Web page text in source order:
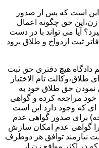
است که پس از صدور
حق چگونه اعمال
آیا می تواند با در دست
ثبت ازدواج و طلاق برود
دادگاه هیچ دفتری حق ثبت
طلاق،وکالت تام الاختیار
نمودن حق طلاق خود به
خود مراجعه کرده و گواهی
که وجود دارد این است
برای صدور گواهی عدم
گواهی عدم امکان سازش
نیازمند توافق هر دوطرف
اکثر مواقع زن از